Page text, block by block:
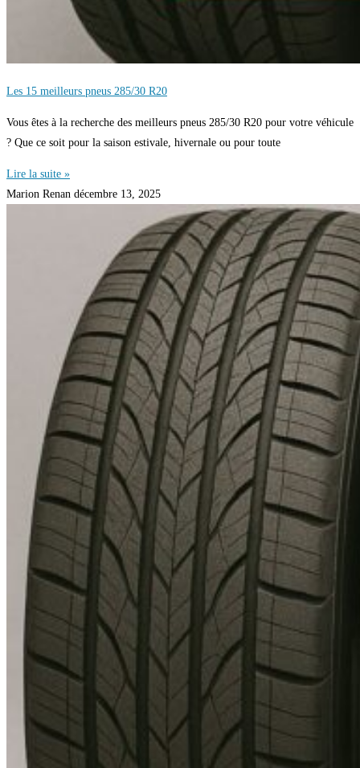
Les 15 meilleurs pneus 285/30 R20
Vous êtes à la recherche des meilleurs pneus 285/30 R20 pour votre véhicule
? Que ce soit pour la saison estivale, hivernale ou pour toute
Lire la suite »
Marion Renan décembre 13, 2025